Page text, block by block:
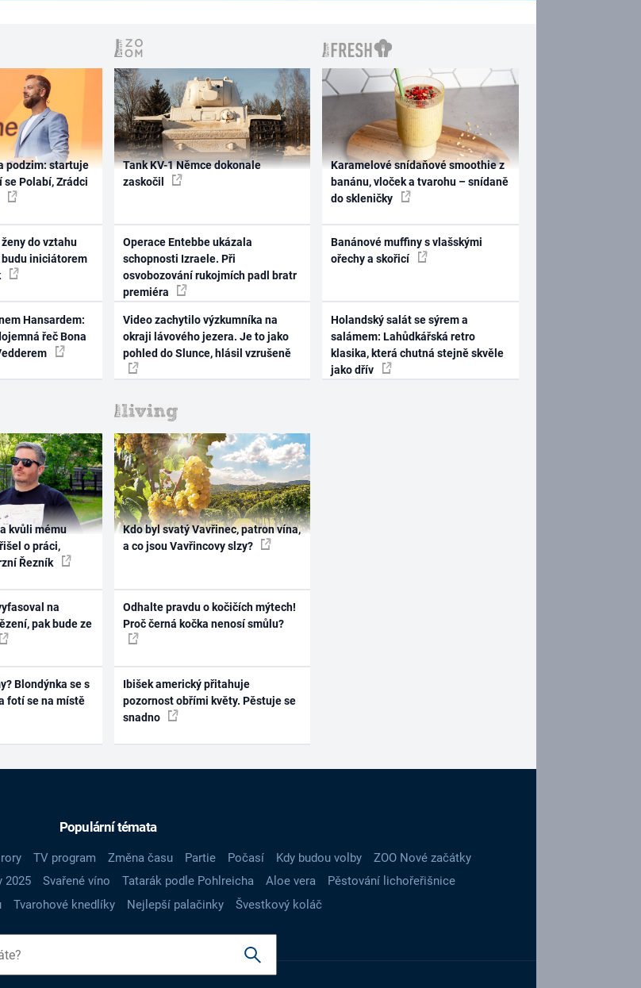
podzim: startuje
se Polabí, Zrádci
do vztahu
iniciátorem
Hansardem:
řeč Bona
Tank KV-1 Němce dokonale
zaskočil
Operace Entebbe ukázala
schopnosti Izraele. Při
osvobozování rukojmích padl bratr
premiéra
Video zachytilo výzkumníka na
okraji lávového jezera. Je to jako
pohled do Slunce, hlásil vzrušeně
Karamelové snídaňové smoothie z
banánu, vloček a tvarohu – snídaně
do skleničky
Banánové muffiny s vlašskými
ořechy a skořicí
Holandský salát se sýrem a
salámem: Lahůdkářská retro
klasika, která chutná stejně skvěle
jako dřív
kvůli mému
o práci,
Řezník
na
pak bude ze
Blondýnka se s
fotí se na místě
Kdo byl svatý Vavřinec, patron vína,
a co jsou Vavřincovy slzy?
Odhalte pravdu o kočičích mýtech!
Proč černá kočka nenosí smůlu?
Ibišek americký přitahuje
pozornost obřími květy. Pěstuje se
snadno
Populární témata
TV program Změna času Partie Počasí Kdy budou volby
ZOO Nové začátky
2025 Svařené víno Tatarák podle Pohlreicha Aloe vera
Pěstování lichořeřišnice
Tvarohové knedlíky Nejlepší palačinky Švestkový koláč